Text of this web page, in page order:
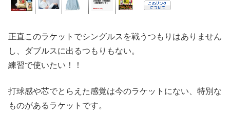
正直このラケットでシングルスを戦うつもりはありません
し、ダブルスに出るつもりもない。
練習で使いたい！！
打球感や芯でとらえた感覚は今のラケットにない、特別な
ものがあるラケットです。